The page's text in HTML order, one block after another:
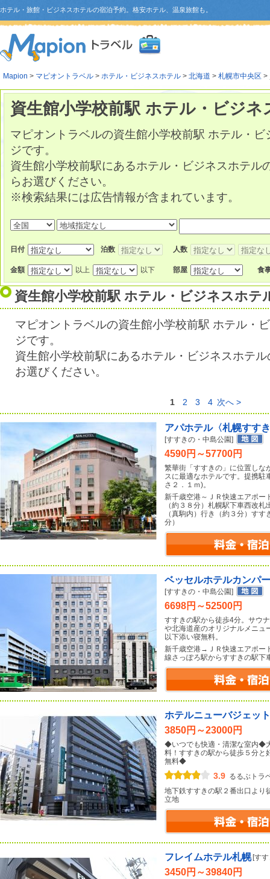
ホテル・旅館・ビジネスホテルの宿泊予約。格安ホテル、温泉旅館も。
Mapion > マピオントラベル > ホテル・ビジネスホテル > 北海道 > 札幌市中央区 >
資生館小学校前駅 ホテル・ビジネ
マピオントラベルの資生館小学校前駅 ホテル・ビ
ジです。
資生館小学校前駅にあるホテル・ビジネスホテル
らお選びください。
※検索結果には広告情報が含まれています。
日付 泊数 人数
金額 以上 以下 部屋 食
資生館小学校前駅 ホテル・ビジネスホテ
マピオントラベルの資生館小学校前駅 ホテル・
ジです。
資生館小学校前駅にあるホテル・ビジネスホテ
お選びください。
1 2 3 4 次へ >
アパホテル〈札幌すす
[すすきの・中島公園]
4590円～57700円
繁華街「すすきの」に位置しな
スに最適なホテルです。提携駐
さ２．１ｍ)。
新千歳空港～ＪＲ快速エアポー
（約３８分）札幌駅下車西改
（真駒内）行き（約３分）す
分）
ベッセルホテルカンパ
[すすきの・中島公園]
6698円～52500円
すすきの駅から徒歩4分。サウ
や北海道産のオリジナルメニュ
以下添い寝無料。
新千歳空港→ＪＲ快速エアポー
線さっぽろ駅からすすきの駅
ホテルニューバジェッ
3850円～23000円
◆いつでも快適・清潔な室内◆
料！すすきの駅から徒歩５分
無料◆
3.9 るるぶトラ
地下鉄すすきの駅２番出口よ
立地
フレイムホテル札幌 [す
3450円～39840円